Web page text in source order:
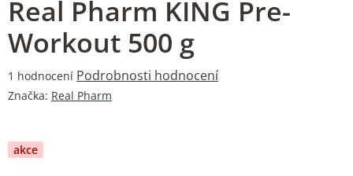
Real Pharm KING Pre-
Workout 500 g
Průměrné
hodnocení
5,0
z
1 hodnocení Podrobnosti hodnocení
Značka: Real Pharm
akce